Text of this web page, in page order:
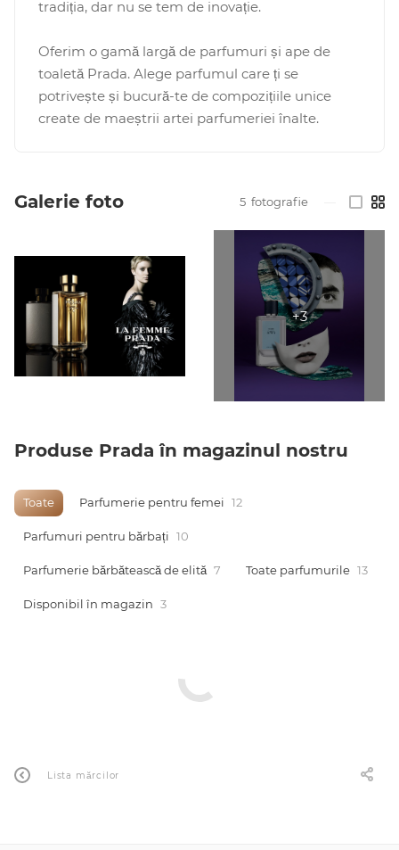
tradiția, dar nu se tem de inovație.
Oferim o gamă largă de parfumuri și ape de
toaletă Prada. Alege parfumul care ți se
potrivește și bucură-te de compozițiile unice
create de maeștrii artei parfumeriei înalte.
Galerie foto 5 fotografie
Produse Prada în magazinul nostru
Toate Parfumerie pentru femei 12
Parfumuri pentru bărbați 10
Parfumerie bărbătească de elită 7 Toate parfumurile 13
Disponibil în magazin 3
Lista mărcilor